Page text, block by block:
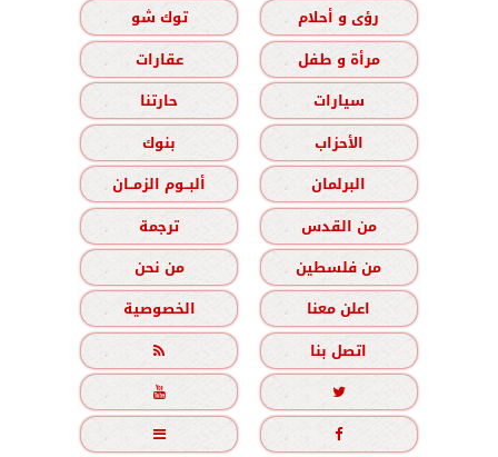
رؤى و أحلام
توك شو
مرأة و طفل
عقارات
سيارات
حارتنا
الأحزاب
بنوك
البرلمان
ألبــوم الزمــان
من القدس
ترجمة
من فلسطين
من نحن
اعلن معنا
الخصوصية
اتصل بنا




